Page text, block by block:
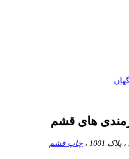
های قشم
1001 ، چاپ قشم